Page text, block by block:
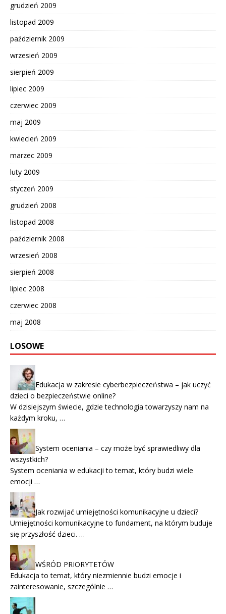
grudzień 2009
listopad 2009
październik 2009
wrzesień 2009
sierpień 2009
lipiec 2009
czerwiec 2009
maj 2009
kwiecień 2009
marzec 2009
luty 2009
styczeń 2009
grudzień 2008
listopad 2008
październik 2008
wrzesień 2008
sierpień 2008
lipiec 2008
czerwiec 2008
maj 2008
LOSOWE
Edukacja w zakresie cyberbezpieczeństwa – jak uczyć
dzieci o bezpieczeństwie online?
W dzisiejszym świecie, gdzie technologia towarzyszy nam na
każdym kroku, …
System oceniania – czy może być sprawiedliwy dla
wszystkich?
System oceniania w edukacji to temat, który budzi wiele
emocji …
Jak rozwijać umiejętności komunikacyjne u dzieci?
Umiejętności komunikacyjne to fundament, na którym buduje
się przyszłość dzieci. …
WŚRÓD PRIORYTETÓW
Edukacja to temat, który niezmiennie budzi emocje i
zainteresowanie, szczególnie …